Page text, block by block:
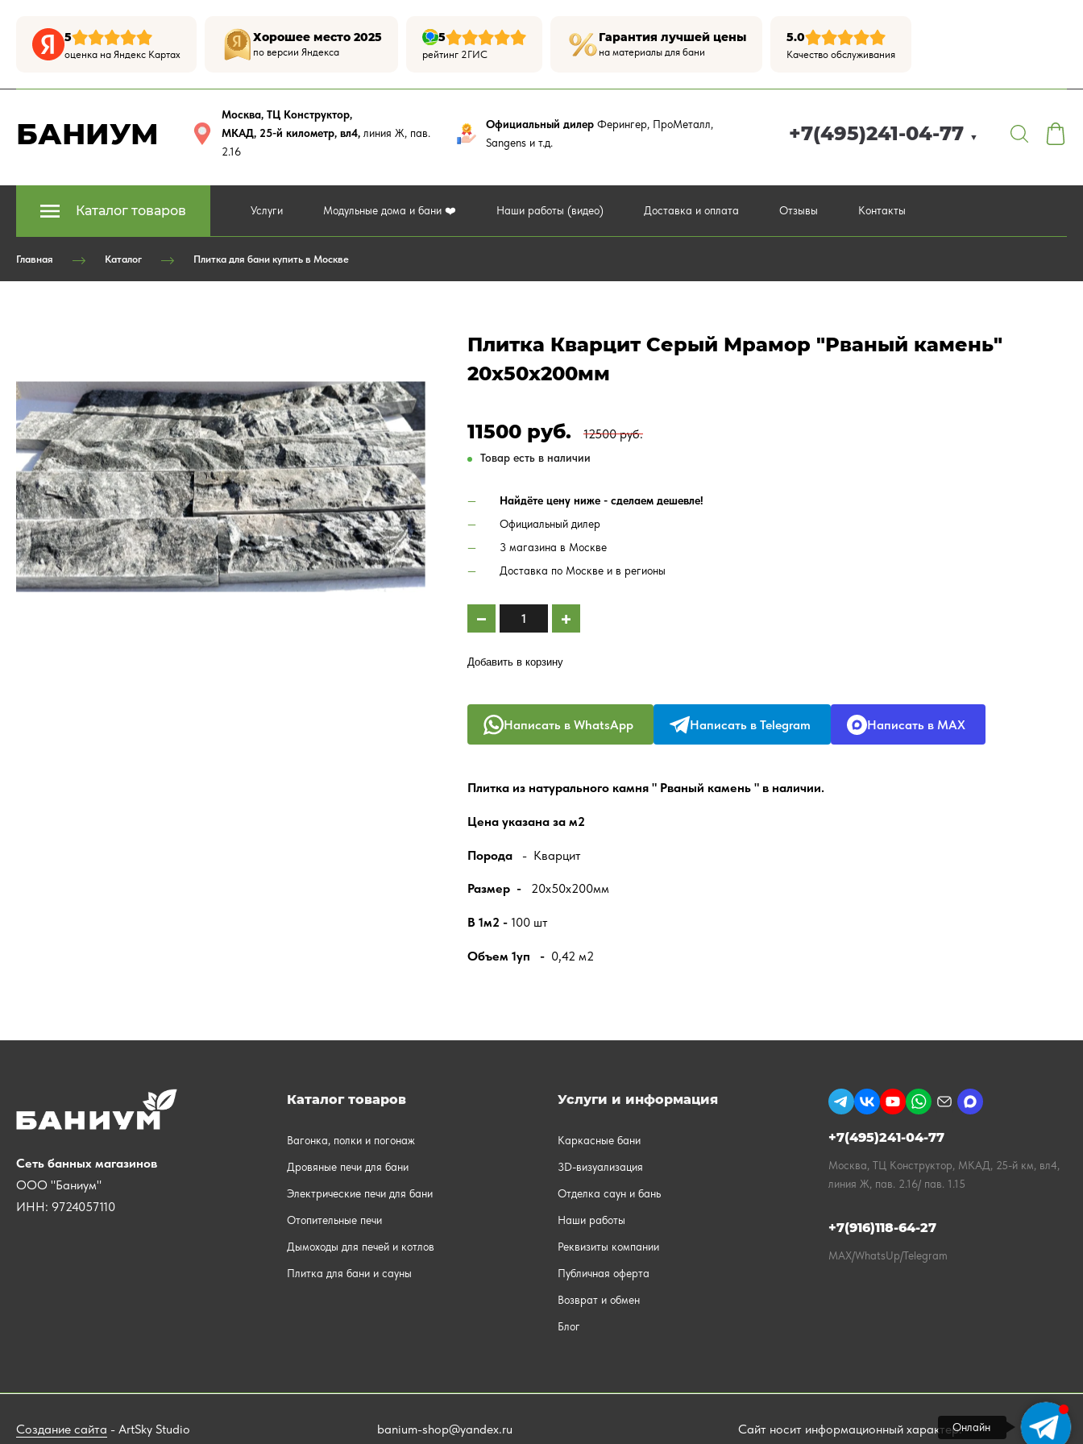
5
оценка на Яндекс Картах
Хорошее место 2025
по версии Яндекса
5
рейтинг 2ГИС
Гарантия лучшей цены
на материалы для бани
5.0
Качество обслуживания
БАНИУМ
Москва, ТЦ Конструктор,
МКАД, 25-й километр, вл4, линия Ж, пав.
2.16
Официальный дилер Ферингер, ПроМеталл,
Sangens и т.д.
+7(495)241-04-77 ▼
Каталог товаров Услуги Модульные дома и бани ❤️ Наши работы (видео) Доставка и оплата Отзывы Контакты
Главная Каталог Плитка для бани купить в Москве
Плитка Кварцит Серый Мрамор "Рваный камень"
20х50х200мм
11500 руб. 12500 руб.
Товар есть в наличии
Найдёте цену ниже - сделаем дешевле!
Официальный дилер
3 магазина в Москве
Доставка по Москве и в регионы
Добавить в корзину
Написать в WhatsApp Написать в Telegram Написать в MAX
Плитка из натурального камня " Рваный камень " в наличии.
Цена указана за м2
Порода - Кварцит
Размер - 20х50х200мм
В 1м2 - 100 шт
Объем 1уп - 0,42 м2
Онлайн
Сеть банных магазинов
ООО "Баниум"
ИНН: 9724057110
Каталог товаров
Вагонка, полки и погонаж
Дровяные печи для бани
Электрические печи для бани
Отопительные печи
Дымоходы для печей и котлов
Плитка для бани и сауны
Услуги и информация
Каркасные бани
3D-визуализация
Отделка саун и бань
Наши работы
Реквизиты компании
Публичная оферта
Возврат и обмен
Блог
+7(495)241-04-77
Москва, ТЦ Конструктор, МКАД, 25-й км, вл4,
линия Ж, пав. 2.16/ пав. 1.15
+7(916)118-64-27
MAX/WhatsUp/Telegram
Создание сайта - ArtSky Studio banium-shop@yandex.ru Сайт носит информационный характер.